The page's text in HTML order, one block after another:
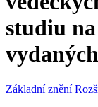
studiu
Základní znění